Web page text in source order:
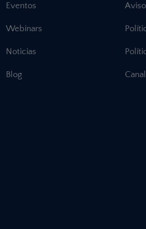
Eventos
Webinars
Noticias
Blog